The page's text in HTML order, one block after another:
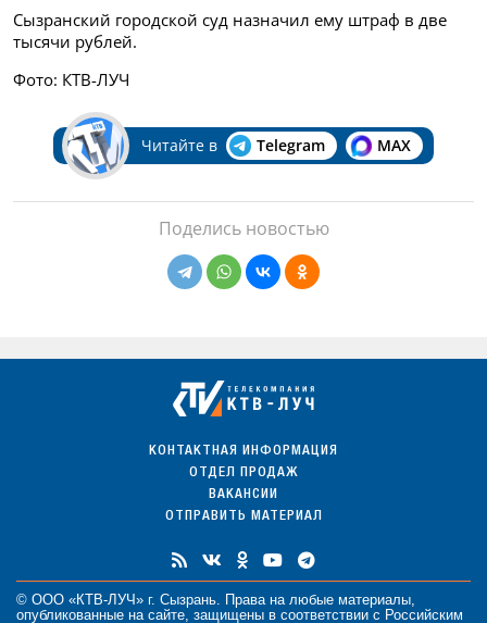
Сызранский городской суд назначил ему штраф в две
тысячи рублей.
Фото: КТВ-ЛУЧ
Читайте в Telegram MAX
Поделись новостью
КОНТАКТНАЯ ИНФОРМАЦИЯ
ОТДЕЛ ПРОДАЖ
ВАКАНСИИ
ОТПРАВИТЬ МАТЕРИАЛ
© ООО «КТВ-ЛУЧ» г. Сызрань. Права на любые материалы
опубликованные на сайте, защищены в соответствии с Российским